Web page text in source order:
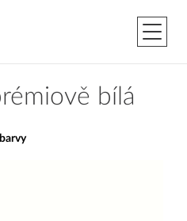
bílá